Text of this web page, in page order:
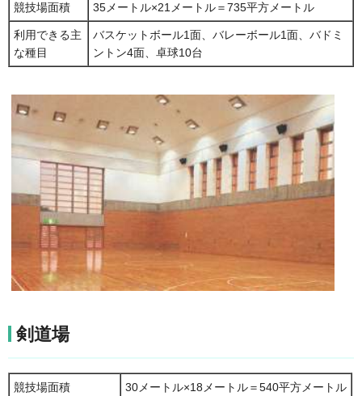
競技場面積 35メートル×21メートル＝735平方メートル
利用できる主
な種目
バスケットボール1面、バレーボール1面、バドミ
ントン4面、卓球10台
剣道場
競技場面積 30メートル×18メートル＝540平方メートル